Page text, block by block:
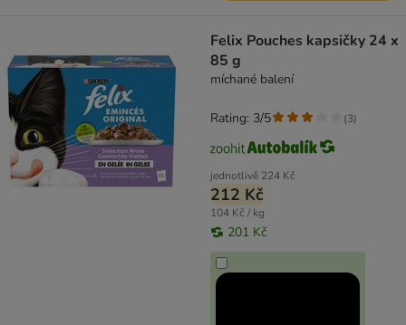
Felix Pouches kapsičky 24 x
85 g
míchané balení
jednotlivě 224 Kč
212 Kč
104 Kč / kg
201 Kč
Rating: 3/5 (3)